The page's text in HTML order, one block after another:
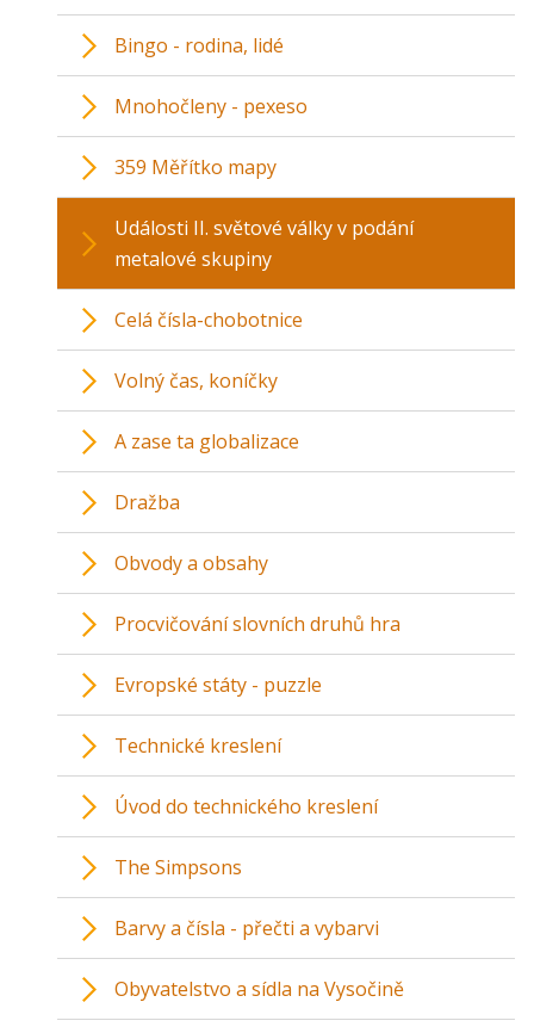
Bingo - rodina, lidé
Mnohočleny - pexeso
359 Měřítko mapy
Události II. světové války v podání
metalové skupiny
Celá čísla-chobotnice
Volný čas, koníčky
A zase ta globalizace
Dražba
Obvody a obsahy
Procvičování slovních druhů hra
Evropské státy - puzzle
Technické kreslení
Úvod do technického kreslení
The Simpsons
Barvy a čísla - přečti a vybarvi
Obyvatelstvo a sídla na Vysočině